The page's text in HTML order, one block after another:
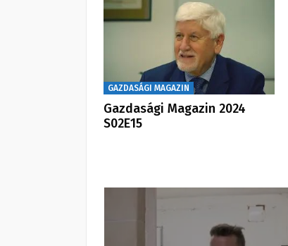
GAZDASÁGI MAGAZIN
Gazdasági Magazin 2024
S02E15